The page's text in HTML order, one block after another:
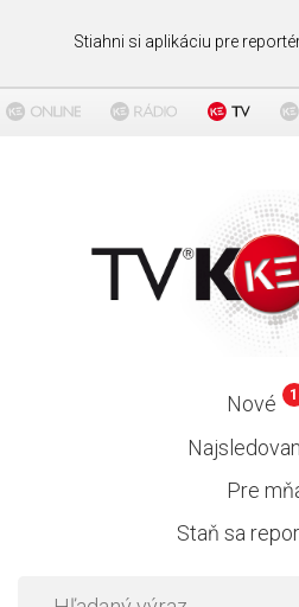
Stiahni si aplikáciu pre
Nové 1
Pre
Staň sa